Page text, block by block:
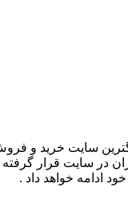
در سایت قرار